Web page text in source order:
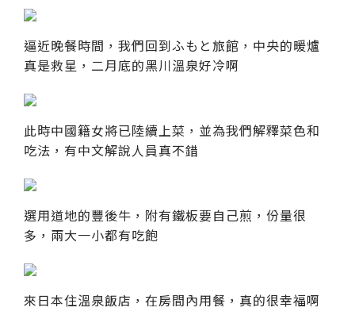
逼近晚餐時間，我們回到ふもと旅館，中央的暖爐
真是救星，二月底的黑川溫泉好冷啊
此時中國籍女將已陸續上菜，並為我們解釋菜色和
吃法，有中文解說人員真不錯
選用道地的豐後牛，附有鐵板要自己煎，份量很
多，兩大一小都有吃飽
來日本住溫泉飯店，在房間內用餐，真的很幸福啊